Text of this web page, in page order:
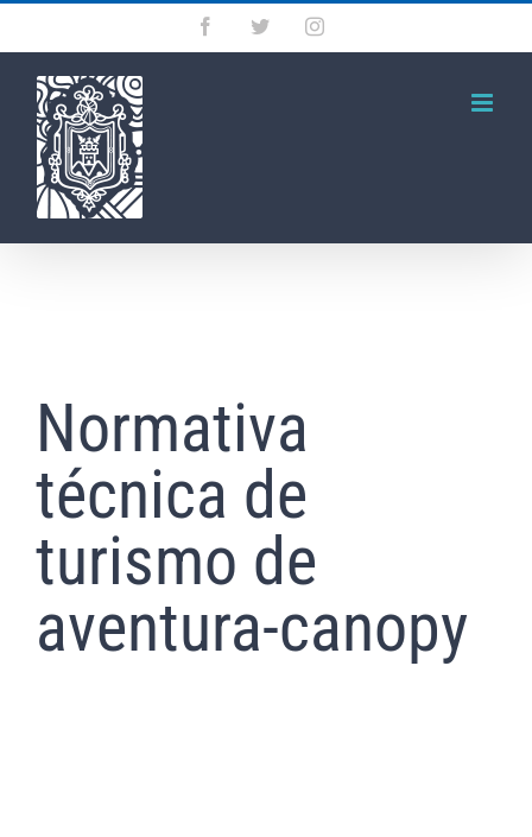
Saltar
contenido
FacebookTwitterInstagram
Normativa
técnica de
turismo de
aventura-canopy